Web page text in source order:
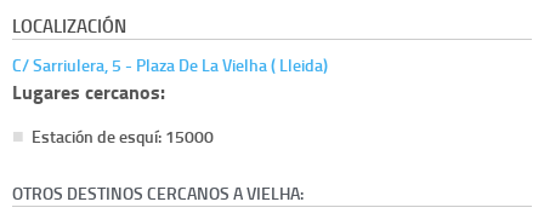
LOCALIZACIÓN
C/ Sarriulera, 5 - Plaza De La Vielha ( Lleida)
Lugares cercanos:
Estación de esquí: 15000
OTROS DESTINOS CERCANOS A VIELHA: